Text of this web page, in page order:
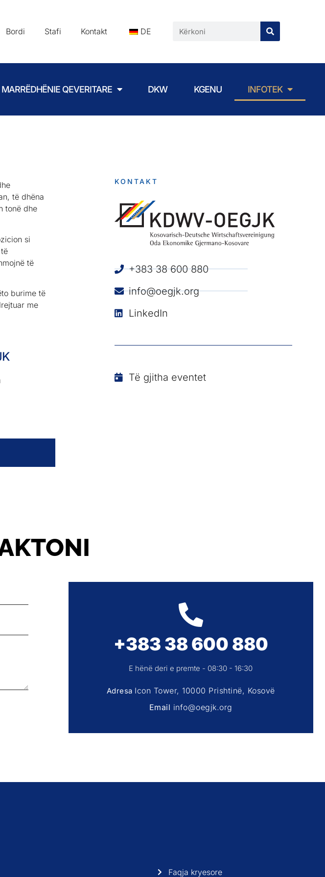
Bordi Stafi Kontakt DE
MARRËDHËNIE QEVERITARE DKW KGENU INFOTEK
të dhëna
tonë dhe
si
të
burime të
me
KONTAKT
+383 38 600 880
info@oegjk.org
LinkedIn
Të gjitha eventet
+383 38 600 880
E hënë deri e premte - 08:30 - 16:30
Adresa Icon Tower, 10000 Prishtinë, Kosovë
Email info@oegjk.org
Faqja kryesore